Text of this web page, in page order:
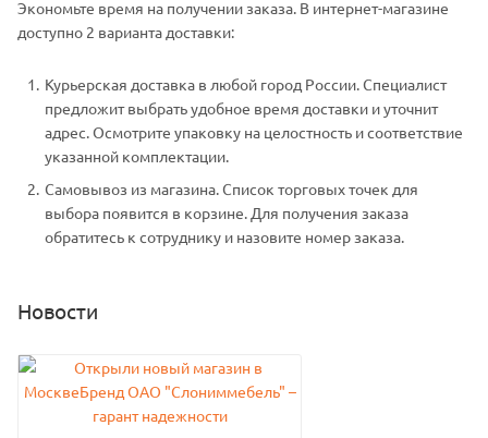
Экономьте время на получении заказа. В интернет-магазине
доступно 2 варианта доставки:
Курьерская доставка в любой город России. Специалист
предложит выбрать удобное время доставки и уточнит
адрес. Осмотрите упаковку на целостность и соответствие
указанной комплектации.
Самовывоз из магазина. Список торговых точек для
выбора появится в корзине. Для получения заказа
обратитесь к сотруднику и назовите номер заказа.
Новости